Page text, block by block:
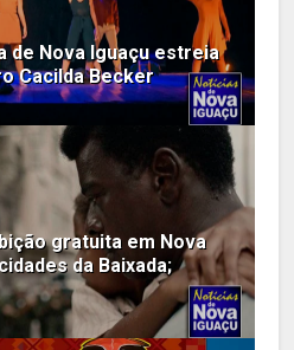
de Nova Iguaçu estreia
Cacilda Becker
gratuita em Nova
da Baixada;